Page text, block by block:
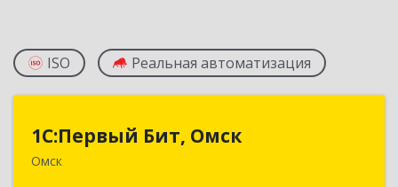
ISO Реальная автоматизация
1С:Первый Бит, Омск
Омск
644099, Омская обл, Омск г, Гагарина ул, дом №